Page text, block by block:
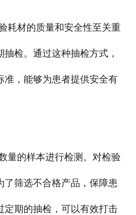
耗材的质量和安全性至关重
检。通过这种抽检方式，
准，能够为患者提供安全有
量的样本进行检测。对检验
筛选不合格产品，保障患
定期的抽检，可以有效打击